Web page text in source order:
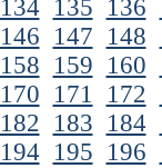
134 135 136
146 147 148
158 159 160
170 171 172
182 183 184
194 195 196